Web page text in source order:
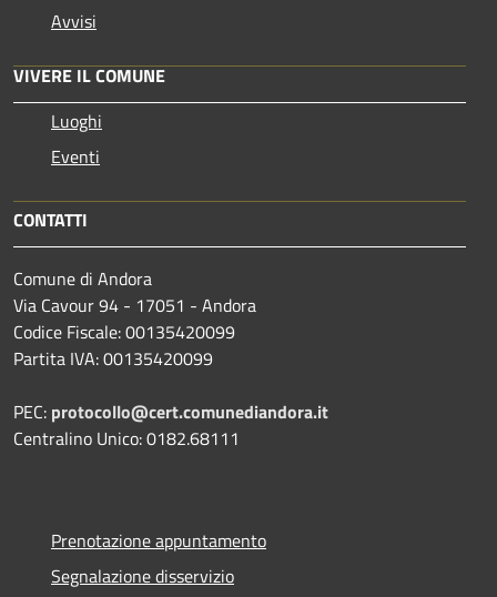
Avvisi
VIVERE IL COMUNE
Luoghi
Eventi
CONTATTI
Comune di Andora
Via Cavour 94 - 17051 - Andora
Codice Fiscale: 00135420099
Partita IVA: 00135420099
PEC: protocollo@cert.comunediandora.it
Centralino Unico: 0182.68111
Prenotazione appuntamento
Segnalazione disservizio